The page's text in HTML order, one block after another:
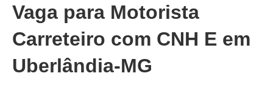
Vaga para Motorista
Carreteiro com CNH E em
Uberlândia-MG